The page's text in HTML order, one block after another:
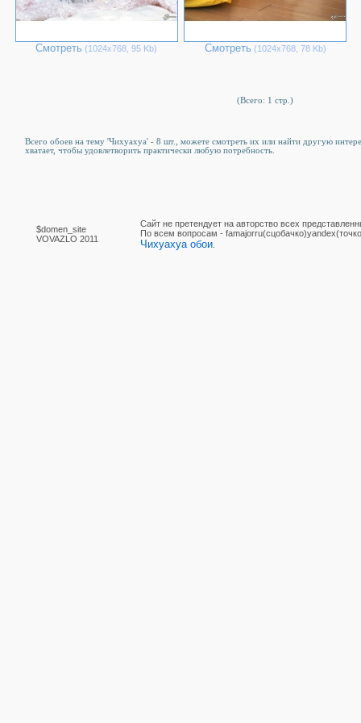
Смотреть (1024х768, 95 Kb) Смотреть (1024х768, 78 Kb)
(Всего: 1 стр.)
Всего обоев на тему 'Чихуахуа' - 8 шт., можете смотреть их или найти другую
хватает, чтобы удовлетворить практически любую потребность.
$domen_site
VOVAZLO 2011
Сайт не претендует на авторство всех
По вcем вопросам -
Чихуахуа обои